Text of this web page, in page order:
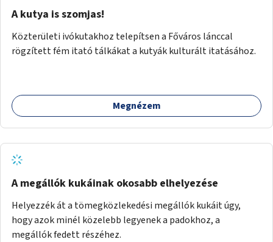
A kutya is szomjas!
Közterületi ivókutakhoz telepítsen a Főváros lánccal
rögzített fém itató tálkákat a kutyák kulturált itatásához.
Megnézem
A megállók kukáinak okosabb elhelyezése
Helyezzék át a tömegközlekedési megállók kukáit úgy,
hogy azok minél közelebb legyenek a padokhoz, a
megállók fedett részéhez.